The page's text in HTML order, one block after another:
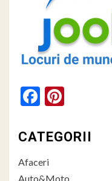
Facebook
CATEGORII
Afaceri
Auto&Moto